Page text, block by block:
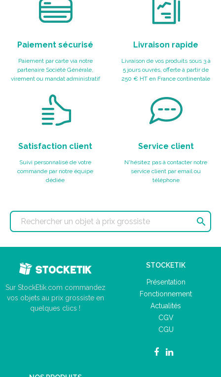
Paiement sécurisé
Paiement par carte via notre
partenaire Société Générale,
virement ou mandat administratif
Livraison rapide
Livraison de vos produits sous 3 à
5 jours ouvrés, offerte à partir de
250 € HT en France continentale
Satisfaction client
Suivi personnalisé de votre
commande par notre équipe
dédiée
Service client
N'hésitez pas à contacter notre
service client par email ou
téléphone

Sur StockEtik.com commandez
vos objets au prix grossiste en
quelques clics !
STOCKETIK
Présentation
Fonctionnement
Actualités
CGV
CGU